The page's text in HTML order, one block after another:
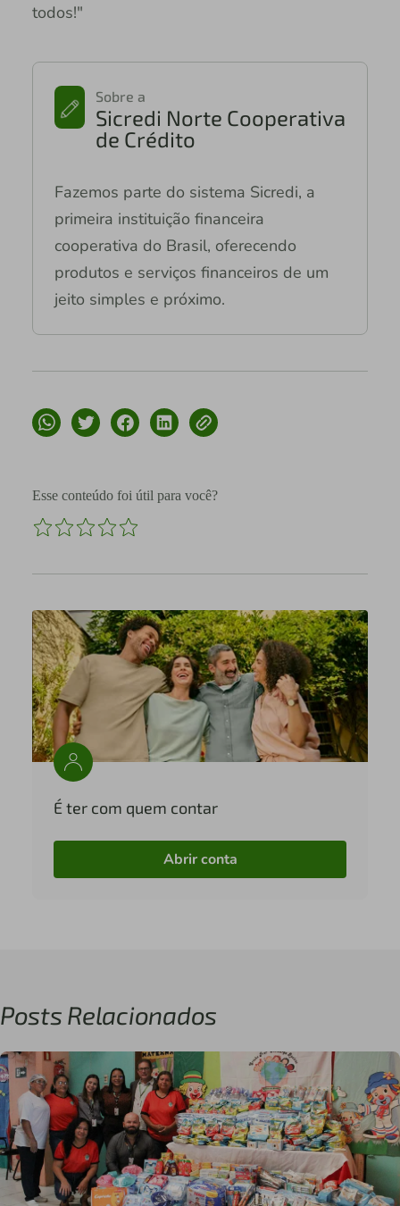
todos!"
Sobre a
Sicredi Norte Cooperativa
de Crédito
Fazemos parte do sistema Sicredi, a
primeira instituição financeira
cooperativa do Brasil, oferecendo
produtos e serviços financeiros de um
jeito simples e próximo.
Esse conteúdo foi útil para você?
É ter com quem contar
Abrir conta
Posts Relacionados